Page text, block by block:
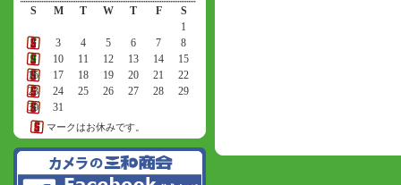
S
M T W T F
S
1
2
3 4 5 6 7
8
9
10 11 12 13 14
15
16
17 18 19 20 21
22
23
24 25 26 27 28
29
30
31
マークはお休みです。